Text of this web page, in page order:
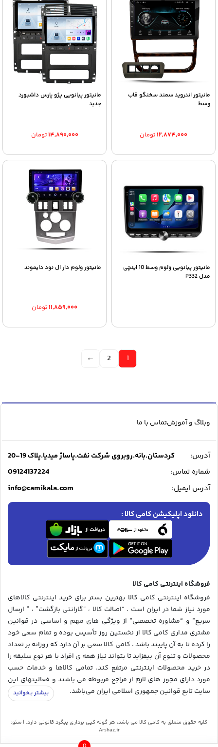
مانیتور اندروید سمند سخنگو قاب
وسط
۱۲,۸۷۴,۰۰۰تومان
مانیتور پیانویی پژو پارس داشبورد
جدید
۱۴,۸۹۰,۰۰۰تومان
مانیتور پیانویی ولوم وسط 10 اینچی
مدل P332
مانیتور ولوم دار ال نود دایموند
۱۱,۸۵۹,۰۰۰تومان
1
2
←
وبلاگ و آموزشتماس با ما
آدرس:
کردستان.بانه.روبروی شرکت نفت.پاساژ میدیا.پلاک 19-20
شماره تماس:
09124137224
آدرس ایمیل: info@camikala.com
دانلود اپلیکیشن کامی کالا :
فروشگاه اینترنتی کامی کالا
فروشگاه اینترنتی کامی کالا بهترین بستر برای خرید اینترنتی کالاهای
مورد نیاز شما در ایران است . “اصالت کالا ، “گارانتی بازگشت” ، ” ارسال
سریع” و “مشاوره تخصصی” از ویژگی های مهم و اساسی در قوانین
مشتری مداری کامی کالا از نخستین روز تأسیس بوده و تمام سعی خود
را کرده تا به آن پایبند باشد . کامی کالا سعی بر آن دارد که روزانه بر تعداد
محصولات و تنوع آن بیفزاید تا بتواند نیاز همه ی افراد با هر نوع سلیقه را
در خرید محصولات اینترنتی مرتفع کند. تمامی کالاها و خدمات حسب
مورد دارای مجوز های لازم از مراجع مربوطه می باشند و فعالیتهای این
سایت تابع قوانین جمهوری اسلامی ایران می‌باشد.
کلیه حقوق متعلق به کامی کالا می باشد، هر گونه کپی برداری پیگرد قانونی دارد. | سئو:
Arshaz.ir